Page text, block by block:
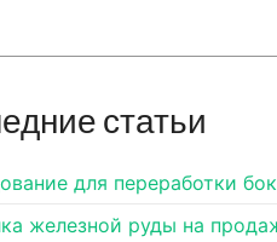
статьи
для переработки
железной руды на